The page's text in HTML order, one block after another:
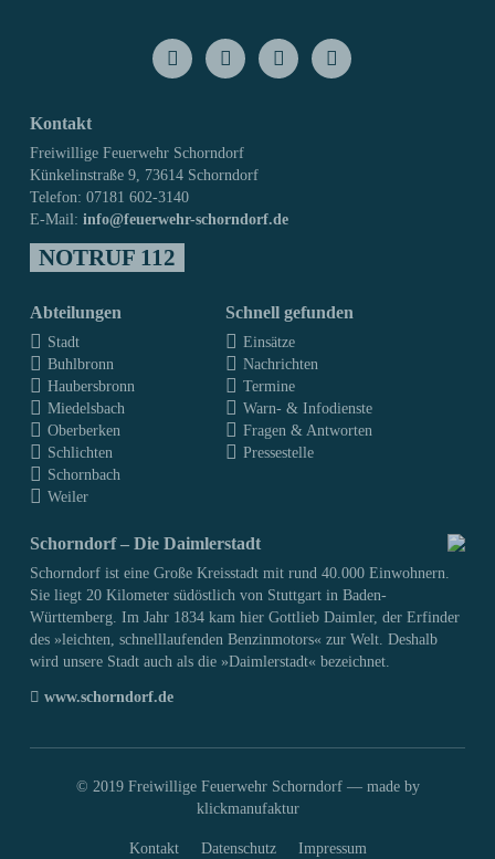
Kontakt
Freiwillige Feuerwehr Schorndorf
Künkelinstraße 9, 73614 Schorndorf
Telefon: 07181 602-3140
E-Mail:info@feuerwehr-schorndorf.de
NOTRUF 112
Abteilungen
Stadt
Buhlbronn
Haubersbronn
Miedelsbach
Oberberken
Schlichten
Schornbach
Weiler
Schnell gefunden
Einsätze
Nachrichten
Termine
Warn- & Infodienste
Fragen & Antworten
Pressestelle
Schorndorf – Die Daimlerstadt
Schorndorf ist eine Große Kreisstadt mit rund 40.000 Einwohnern.
Sie liegt 20 Kilometer südöstlich von Stuttgart in Baden-
Württemberg. Im Jahr 1834 kam hier Gottlieb Daimler, der Erfinder
des »leichten, schnelllaufenden Benzinmotors« zur Welt. Deshalb
wird unsere Stadt auch als die »Daimlerstadt« bezeichnet.
www.schorndorf.de
© 2019 Freiwillige Feuerwehr Schorndorf — made by
klickmanufaktur
Kontakt Datenschutz Impressum